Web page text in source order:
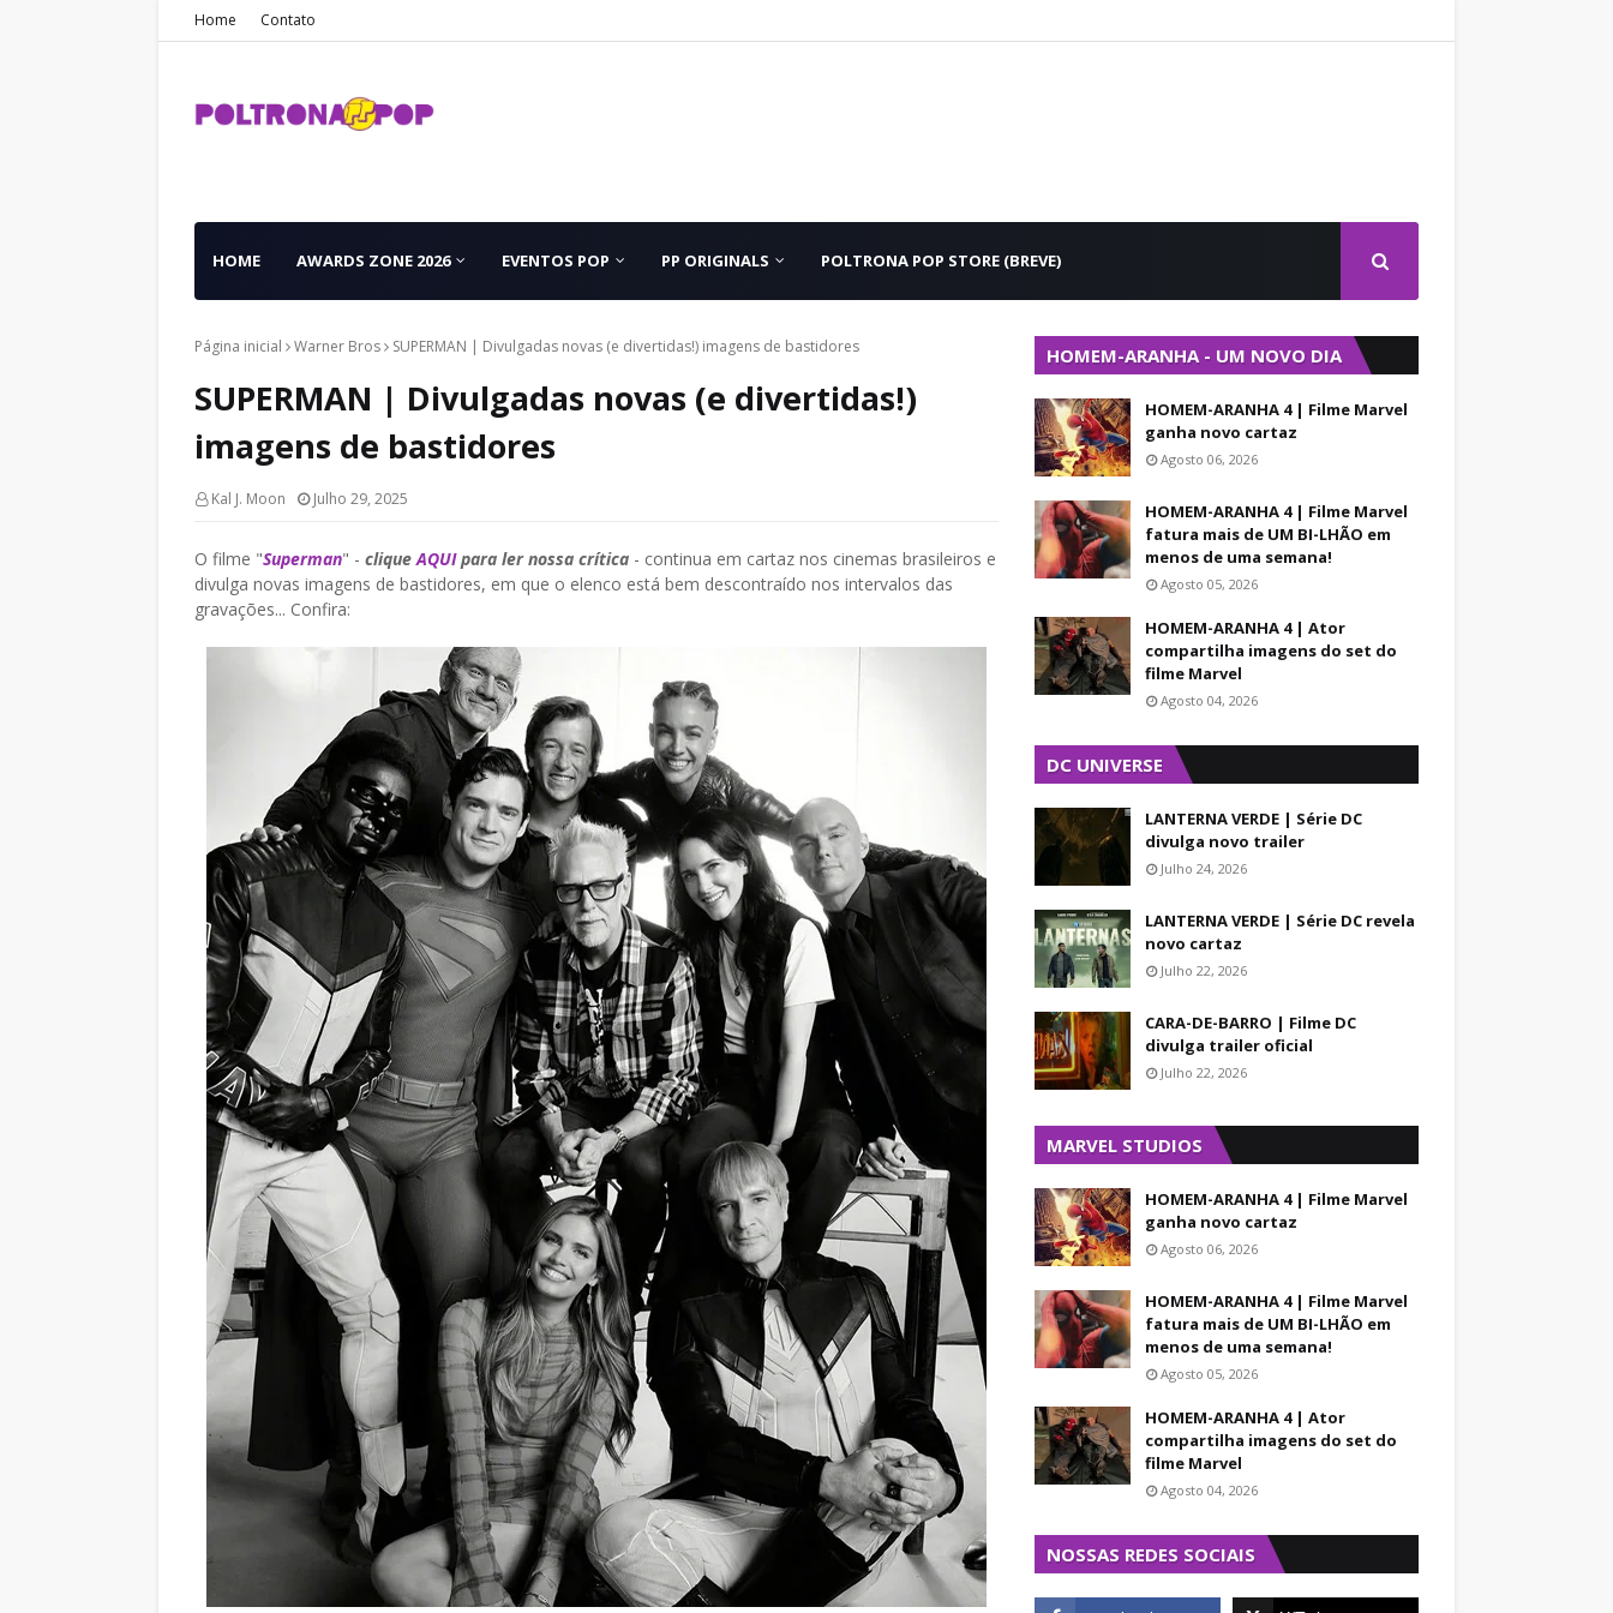
Home Contato
HOME AWARDS ZONE 2026 EVENTOS POP PP ORIGINALS POLTRONA POP STORE (BREVE)
Página inicial Warner Bros SUPERMAN | Divulgadas novas (e divertidas!) imagens de bastidores
SUPERMAN | Divulgadas novas (e divertidas!)
imagens de bastidores
Kal J. Moon Julho 29, 2025
O filme "Superman" - cliqueAQUIpara ler nossa crítica - continua em cartaz nos cinemas brasileiros e
divulga novas imagens de bastidores, em que o elenco está bem descontraído nos intervalos das
gravações... Confira:
HOMEM-ARANHA - UM NOVO DIA
HOMEM-ARANHA 4 | Filme Marvel
ganha novo cartaz
Agosto 06, 2026
HOMEM-ARANHA 4 | Filme Marvel
fatura mais de UM BI-LHÃO em
menos de uma semana!
Agosto 05, 2026
HOMEM-ARANHA 4 | Ator
compartilha imagens do set do
filme Marvel
Agosto 04, 2026
DC UNIVERSE
LANTERNA VERDE | Série DC
divulga novo trailer
Julho 24, 2026
LANTERNA VERDE | Série DC revela
novo cartaz
Julho 22, 2026
CARA-DE-BARRO | Filme DC
divulga trailer oficial
Julho 22, 2026
MARVEL STUDIOS
HOMEM-ARANHA 4 | Filme Marvel
ganha novo cartaz
Agosto 06, 2026
HOMEM-ARANHA 4 | Filme Marvel
fatura mais de UM BI-LHÃO em
menos de uma semana!
Agosto 05, 2026
HOMEM-ARANHA 4 | Ator
compartilha imagens do set do
filme Marvel
Agosto 04, 2026
NOSSAS REDES SOCIAIS